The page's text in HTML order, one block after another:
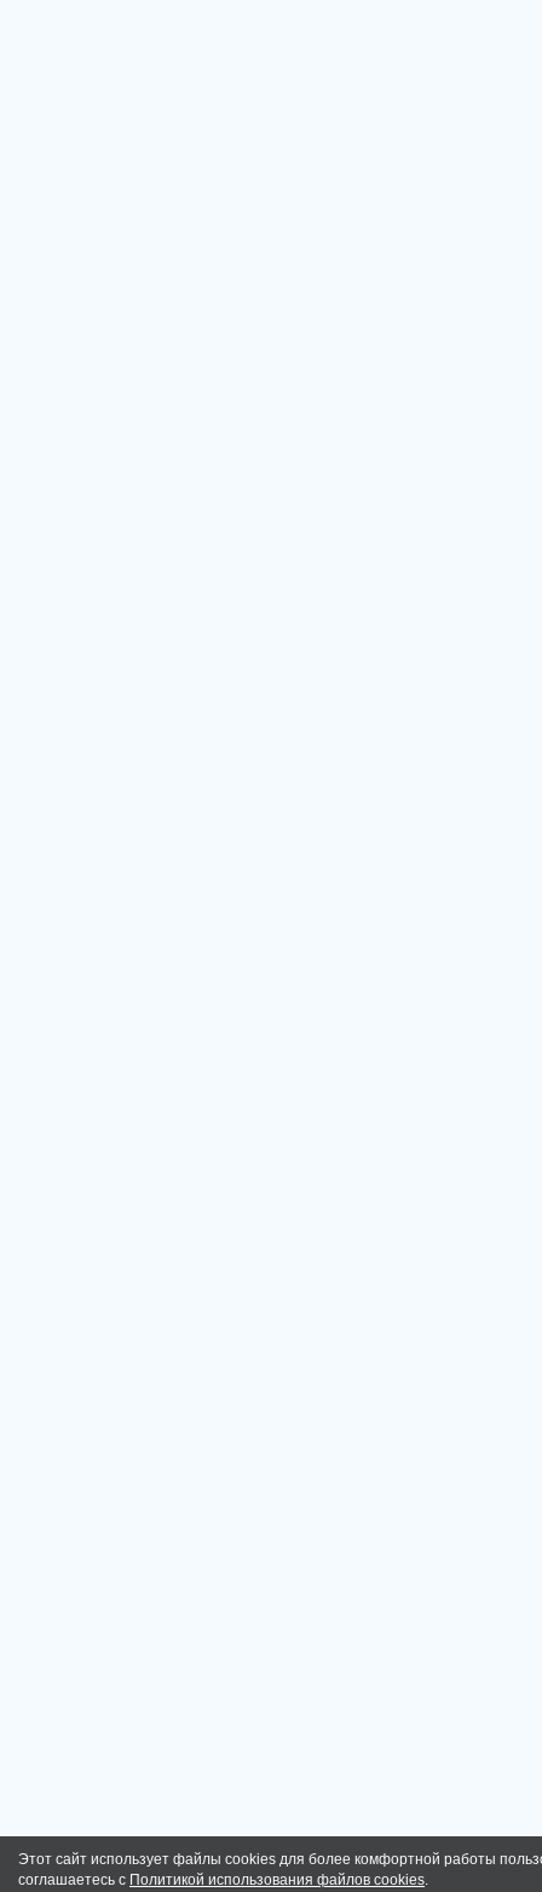
Этот сайт использует файлы cookies для более комфортной работы
соглашаетесь с Политикой использования файлов cookies